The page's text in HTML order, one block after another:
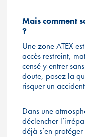
Mais comment
?
Une zone ATEX
accès restreint,
censé y entrer
doute, posez la
risquer un
Dans une
déclencher
déjà s’en protéger